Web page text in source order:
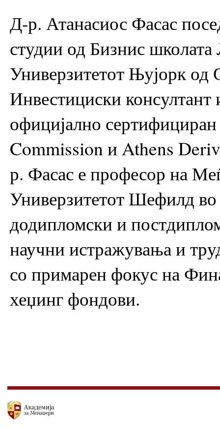
Д-р. Атанасиос Фасас
студии од Бизнис
Универзитетот Њујорк
Инвестициски
официјално
Commission и Athens
р. Фасас е професор на
Универзитетот Шефилд
додипломски и
научни истражувања и
со примарен фокус на
хеџинг фондови.